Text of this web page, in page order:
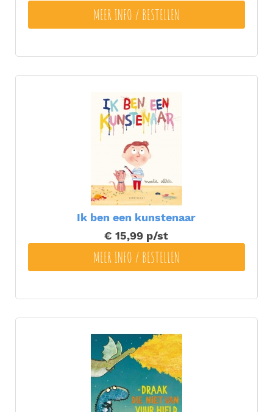
MEER INFO / BESTELLEN
Ik ben een kunstenaar
€ 15,99 p/st
MEER INFO / BESTELLEN